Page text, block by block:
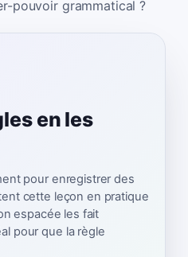
pouvoir grammatical ?
en les
pour enregistrer des
cette leçon en pratique
espacée les fait
pour que la règle